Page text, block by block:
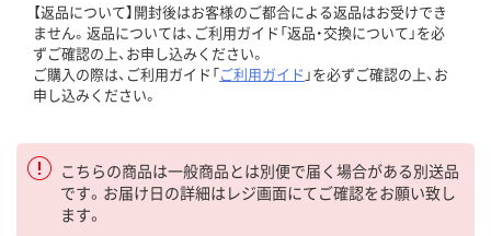
【返品について】開封後はお客様のご都合による返品はお受けでき
ません。返品については、ご利用ガイド「返品・交換について」を必
ずご確認の上、お申し込みください。
ご購入の際は、ご利用ガイド「ご利用ガイド 」を必ずご確認の上、お
申し込みください。
こちらの商品は一般商品とは別便で届く場合がある別送品
です。お届け日の詳細はレジ画面にてご確認をお願い致し
ます。